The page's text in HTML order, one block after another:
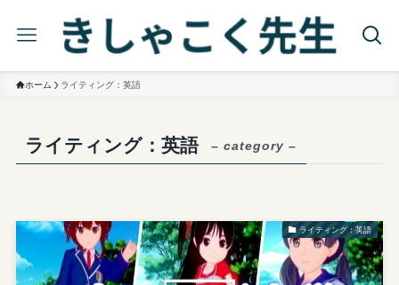
ホーム ライティング：英語
ライティング：英語 – category –
ライティング：英語